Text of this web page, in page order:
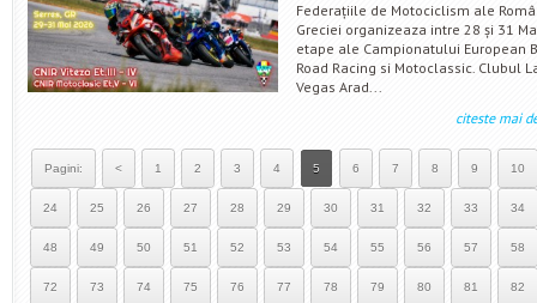
Federațiile de Motociclism ale
Greciei organizeaza intre 28 și 31
etape ale Campionatului European
Road Racing si Motoclassic. Clubul
Vegas Arad...
citeste mai
Pagini: < 1 2 3 4 5 6 7 8 9 10
24 25 26 27 28 29 30 31 32 33 34
48 49 50 51 52 53 54 55 56 57 58
72 73 74 75 76 77 78 79 80 81 82